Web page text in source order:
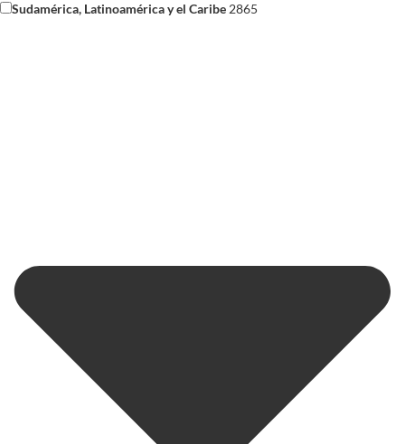
Sudamérica, Latinoamérica y el Caribe 2865